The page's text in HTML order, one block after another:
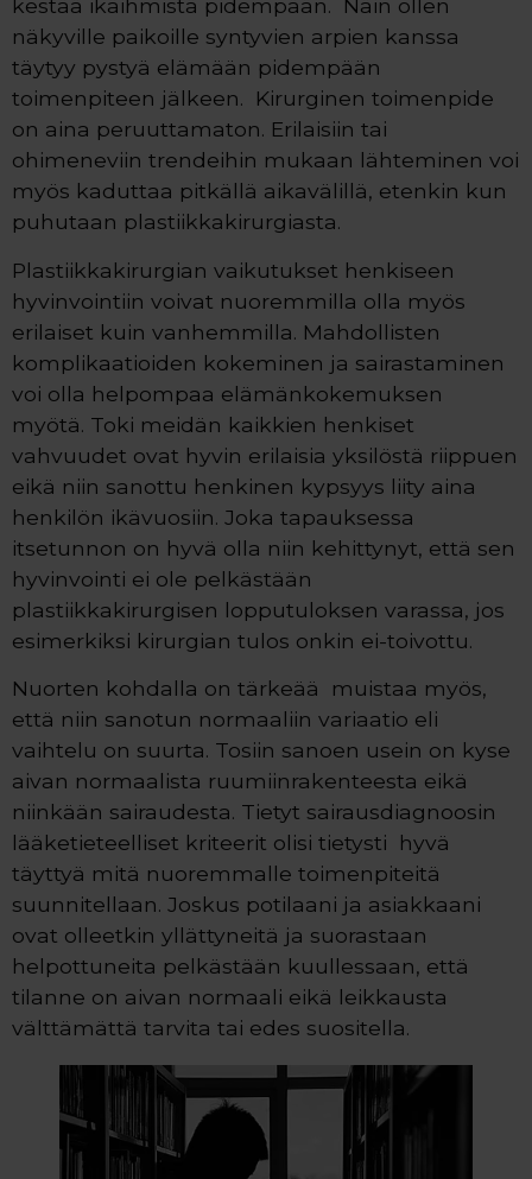
kestää ikäihmistä pidempään. Näin ollen
näkyville paikoille syntyvien arpien kanssa
täytyy pystyä elämään pidempään
toimenpiteen jälkeen. Kirurginen toimenpide
on aina peruuttamaton. Erilaisiin tai
ohimeneviin trendeihin mukaan lähteminen voi
myös kaduttaa pitkällä aikavälillä, etenkin kun
puhutaan plastiikkakirurgiasta.
Plastiikkakirurgian vaikutukset henkiseen
hyvinvointiin voivat nuoremmilla olla myös
erilaiset kuin vanhemmilla. Mahdollisten
komplikaatioiden kokeminen ja sairastaminen
voi olla helpompaa elämänkokemuksen
myötä. Toki meidän kaikkien henkiset
vahvuudet ovat hyvin erilaisia yksilöstä riippuen
eikä niin sanottu henkinen kypsyys liity aina
henkilön ikävuosiin. Joka tapauksessa
itsetunnon on hyvä olla niin kehittynyt, että sen
hyvinvointi ei ole pelkästään
plastiikkakirurgisen lopputuloksen varassa, jos
esimerkiksi kirurgian tulos onkin ei-toivottu.
Nuorten kohdalla on tärkeää muistaa myös,
että niin sanotun normaaliin variaatio eli
vaihtelu on suurta. Tosiin sanoen usein on kyse
aivan normaalista ruumiinrakenteesta eikä
niinkään sairaudesta. Tietyt sairausdiagnoosin
lääketieteelliset kriteerit olisi tietysti hyvä
täyttyä mitä nuoremmalle toimenpiteitä
suunnitellaan. Joskus potilaani ja asiakkaani
ovat olleetkin yllättyneitä ja suorastaan
helpottuneita pelkästään kuullessaan, että
tilanne on aivan normaali eikä leikkausta
välttämättä tarvita tai edes suositella.